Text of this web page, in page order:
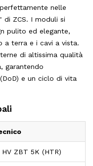
nelle
di ZCS. I moduli si
pulito ed elegante,
a terra e i cavi a vista.
di altissima qualità
garantendo
e un ciclo di vita
HV ZBT 5K (HTR)